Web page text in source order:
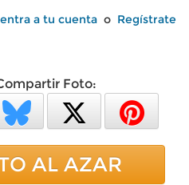
entra a tu cuenta o Regístrate
Foto:
AL AZAR